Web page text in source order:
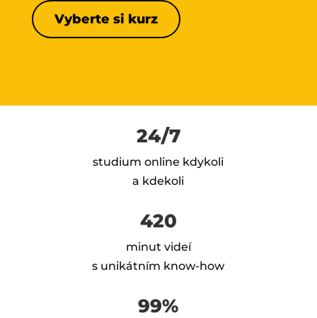
Vyberte si kurz
24/7
studium online kdykoli
a kdekoli
420
minut videí
s unikátním know-how
99%